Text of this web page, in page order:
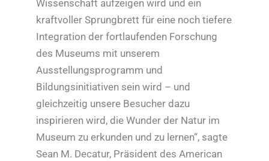
Wissenschaft aufzeigen wird und ein
kraftvoller Sprungbrett für eine noch tiefere
Integration der fortlaufenden Forschung
des Museums mit unserem
Ausstellungsprogramm und
Bildungsinitiativen sein wird – und
gleichzeitig unsere Besucher dazu
inspirieren wird, die Wunder der Natur im
Museum zu erkunden und zu lernen“, sagte
Sean M. Decatur, Präsident des American